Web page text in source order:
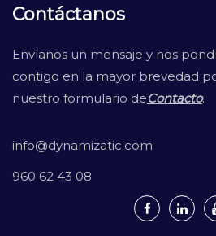
Contáctanos
Envíanos un mensaje y nos
contigo en la mayor brevedad
nuestro formulario deContacto.
info@dynamizatic.com
960 62 43 08